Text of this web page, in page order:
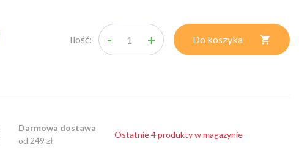
Ilość: - + Do koszyka 
Darmowa dostawa
od 249 zł
Ostatnie 4 produkty w magazynie